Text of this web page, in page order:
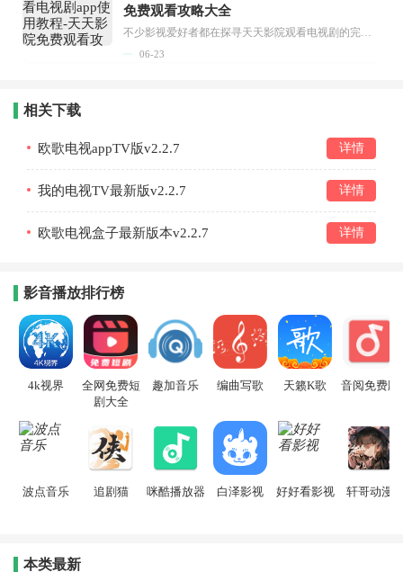
免费观看攻略大全
06-23
相关下载
欧歌电视appTV版v2.2.7 详情
我的电视TV最新版v2.2.7 详情
欧歌电视盒子最新版本v2.2.7 详情
影音播放排行榜
4k视界
全网免费短
剧大全
趣加音乐 编曲写歌 天籁K歌 音阅免费版
波点音乐 追剧猫 咪酷播放器 白泽影视 好好看影视 轩哥动漫
本类最新